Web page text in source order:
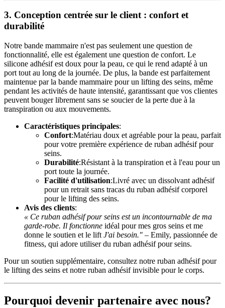
3. Conception centrée sur le client : confort et
durabilité
Notre bande mammaire n'est pas seulement une question de
fonctionnalité, elle est également une question de confort. Le
silicone adhésif est doux pour la peau, ce qui le rend adapté à un
port tout au long de la journée. De plus, la bande est parfaitement
maintenue par la bande mammaire pour un lifting des seins, même
pendant les activités de haute intensité, garantissant que vos clientes
peuvent bouger librement sans se soucier de la perte due à la
transpiration ou aux mouvements.
Caractéristiques principales:
Confort:Matériau doux et agréable pour la peau, parfait
pour votre première expérience de ruban adhésif pour
seins.
Durabilité:Résistant à la transpiration et à l'eau pour un
port toute la journée.
Facilité d'utilisation:Livré avec un dissolvant adhésif
pour un retrait sans tracas du ruban adhésif corporel
pour le lifting des seins.
Avis des clients:
« Ce ruban adhésif pour seins est un incontournable de ma
garde-robe. Il fonctionne idéal pour mes gros seins et me
donne le soutien et le lift J'ai besoin." – Emily, passionnée de
fitness, qui adore utiliser du ruban adhésif pour seins.
Pour un soutien supplémentaire, consultez notre ruban adhésif pour
le lifting des seins et notre ruban adhésif invisible pour le corps.
Pourquoi devenir partenaire avec nous?